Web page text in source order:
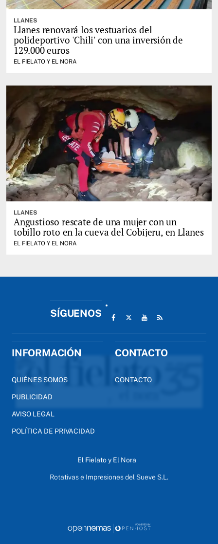
LLANES
Llanes renovará los vestuarios del
polideportivo 'Chili' con una inversión de
129.000 euros
EL FIELATO Y EL NORA
LLANES
Angustioso rescate de una mujer con un
tobillo roto en la cueva del Cobijeru, en Llanes
EL FIELATO Y EL NORA
SÍGUENOS
INFORMACIÓN
QUIÉNES SOMOS
PUBLICIDAD
AVISO LEGAL
POLÍTICA DE PRIVACIDAD
CONTACTO
CONTACTO
El Fielato y El Nora
Rotativas e Impresiones del Sueve S.L.